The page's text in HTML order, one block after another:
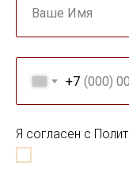
Ваше Имя
+7
Я согласен с